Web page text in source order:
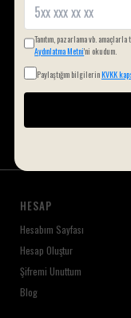
Kaydol ve 10% indirim
HESAP
Hesabım Sayfası
Hesap Oluştur
Şifremi Unuttum
Blog
Tanıtım, pazarlama vb.
Aydınlatma Metni'ni okudum.
Paylaştığım bilgilerinKVKK